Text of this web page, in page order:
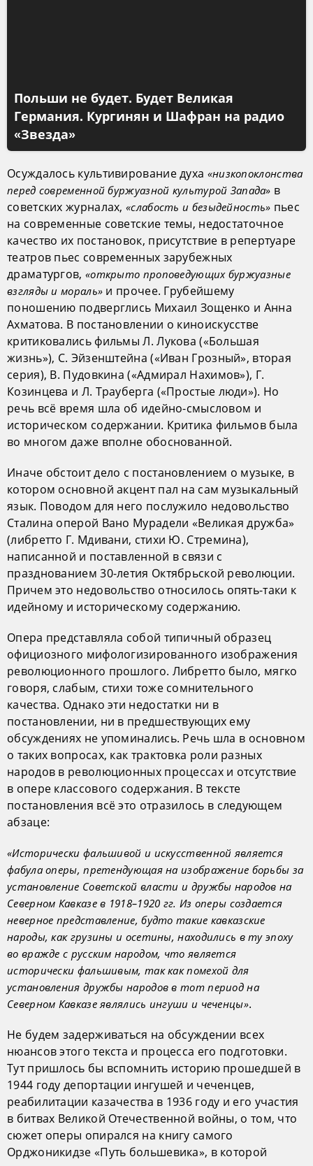
Польши не будет. Будет Великая
Германия. Кургинян и Шафран на радио
«Звезда»
Осуждалось культивирование духа «низкопоклонства
перед современной буржуазной культурой Запада» в
советских журналах, «слабость и безыдейность» пьес
на современные советские темы, недостаточное
качество их постановок, присутствие в репертуаре
театров пьес современных зарубежных
драматургов, «открыто проповедующих буржуазные
взгляды и мораль» и прочее. Грубейшему
поношению подверглись Михаил Зощенко и Анна
Ахматова. В постановлении о киноискусстве
критиковались фильмы Л. Лукова («Большая
жизнь»), С. Эйзенштейна («Иван Грозный», вторая
серия), В. Пудовкина («Адмирал Нахимов»), Г.
Козинцева и Л. Трауберга («Простые люди»). Но
речь всё время шла об идейно-смысловом и
историческом содержании. Критика фильмов была
во многом даже вполне обоснованной.
Иначе обстоит дело с постановлением о музыке, в
котором основной акцент пал на сам музыкальный
язык. Поводом для него послужило недовольство
Сталина оперой Вано Мурадели «Великая дружба»
(либретто Г. Мдивани, стихи Ю. Стремина),
написанной и поставленной в связи с
празднованием 30-летия Октябрьской революции.
Причем это недовольство относилось опять-таки к
идейному и историческому содержанию.
Опера представляла собой типичный образец
официозного мифологизированного изображения
революционного прошлого. Либретто было, мягко
говоря, слабым, стихи тоже сомнительного
качества. Однако эти недостатки ни в
постановлении, ни в предшествующих ему
обсуждениях не упоминались. Речь шла в основном
о таких вопросах, как трактовка роли разных
народов в революционных процессах и отсутствие
в опере классового содержания. В тексте
постановления всё это отразилось в следующем
абзаце:
«Исторически фальшивой и искусственной является
фабула оперы, претендующая на изображение борьбы за
установление Советской власти и дружбы народов на
Северном Кавказе в 1918–1920 гг. Из оперы создается
неверное представление, будто такие кавказские
народы, как грузины и осетины, находились в ту эпоху
во вражде с русским народом, что является
исторически фальшивым, так как помехой для
установления дружбы народов в тот период на
Северном Кавказе являлись ингуши и чеченцы».
Не будем задерживаться на обсуждении всех
нюансов этого текста и процесса его подготовки.
Тут пришлось бы вспомнить историю прошедшей в
1944 году депортации ингушей и чеченцев,
реабилитации казачества в 1936 году и его участия
в битвах Великой Отечественной войны, о том, что
сюжет оперы опирался на книгу самого
Орджоникидзе «Путь большевика», в которой